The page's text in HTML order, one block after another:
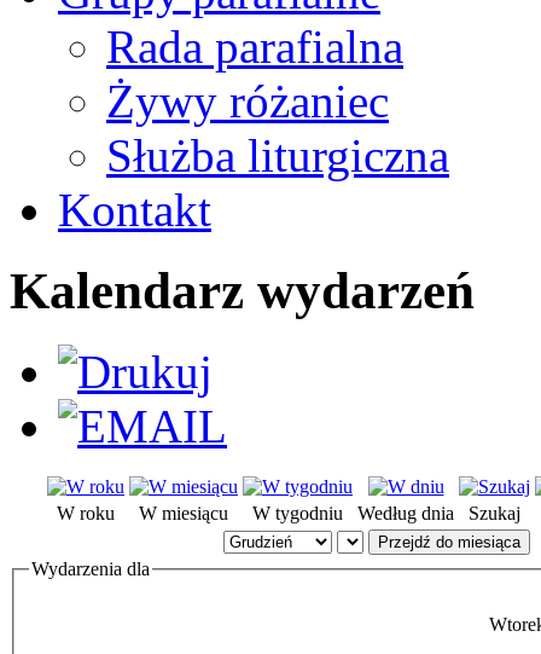
Rada parafialna
Żywy różaniec
Służba liturgiczna
Kontakt
Kalendarz wydarzeń
W roku W miesiącu W tygodniu Według dnia Szukaj
Przejdź do miesiąca
Wydarzenia dla